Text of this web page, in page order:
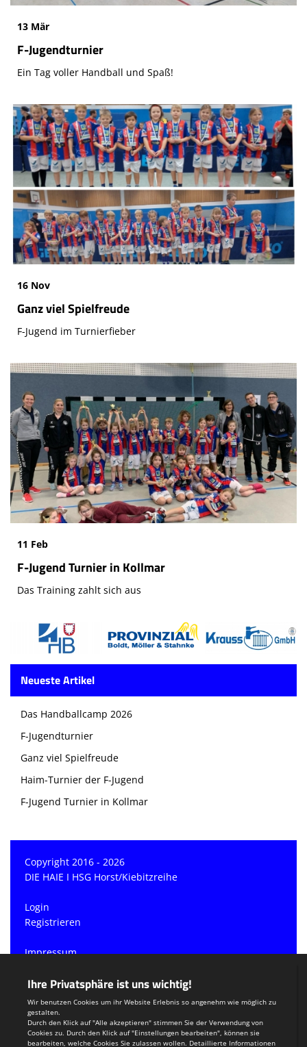
13 Mär
F-Jugendturnier
Ein Tag voller Handball und Spaß!
16 Nov
Ganz viel Spielfreude
F-Jugend im Turnierfieber
11 Feb
F-Jugend Turnier in Kollmar
Das Training zahlt sich aus
Neueste Artikel
Das Handballcamp 2026
F-Jugendturnier
Ganz viel Spielfreude
Haim-Turnier der F-Jugend
F-Jugend Turnier in Kollmar
Copyright 2016 - 2026
DIE HAIE I HSG Horst/Kiebitzreihe
Login
Registrieren
Impressum
Teamsports 2
Dein Sportverein online